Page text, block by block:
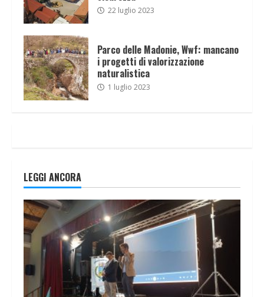
22 luglio 2023
Parco delle Madonie, Wwf: mancano
i progetti di valorizzazione
naturalistica
1 luglio 2023
LEGGI ANCORA